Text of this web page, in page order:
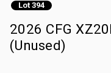
Lot 394
2026 CFG
(Unused)